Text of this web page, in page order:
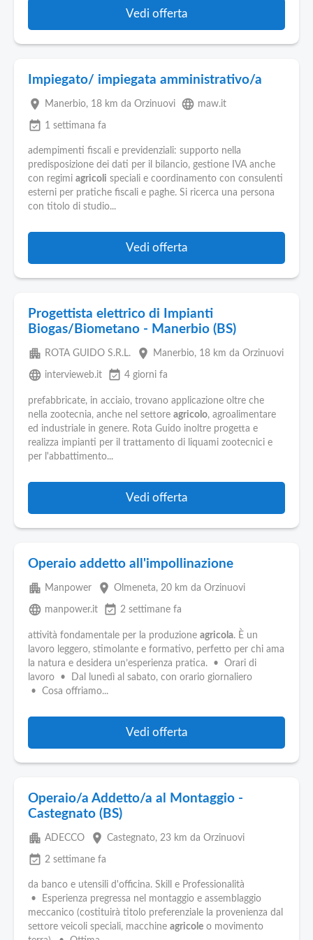
Vedi offerta
Impiegato/ impiegata amministrativo/a
place Manerbio, 18 km da Orzinuovi language maw.it
event_available 1 settimana fa
adempimenti fiscali e previdenziali: supporto nella
predisposizione dei dati per il bilancio, gestione IVA anche
con regimi agricoli speciali e coordinamento con consulenti
esterni per pratiche fiscali e paghe. Si ricerca una persona
con titolo di studio...
Vedi offerta
Progettista elettrico di Impianti
Biogas/Biometano - Manerbio (BS)
apartment ROTA GUIDO S.R.L. place Manerbio, 18 km da Orzinuovi
language intervieweb.it event_available 4 giorni fa
prefabbricate, in acciaio, trovano applicazione oltre che
nella zootecnia, anche nel settore agricolo, agroalimentare
ed industriale in genere. Rota Guido inoltre progetta e
realizza impianti per il trattamento di liquami zootecnici e
per l'abbattimento...
Vedi offerta
Operaio addetto all'impollinazione
apartment Manpower place Olmeneta, 20 km da Orzinuovi
language manpower.it event_available 2 settimane fa
attività fondamentale per la produzione agricola. È un
lavoro leggero, stimolante e formativo, perfetto per chi ama
la natura e desidera un’esperienza pratica. • Orari di
lavoro • Dal lunedì al sabato, con orario giornaliero
• Cosa offriamo...
Vedi offerta
Operaio/a Addetto/a al Montaggio -
Castegnato (BS)
apartment ADECCO place Castegnato, 23 km da Orzinuovi
event_available 2 settimane fa
da banco e utensili d'officina. Skill e Professionalità
• Esperienza pregressa nel montaggio e assemblaggio
meccanico (costituirà titolo preferenziale la provenienza dal
settore veicoli speciali, macchine agricole o movimento